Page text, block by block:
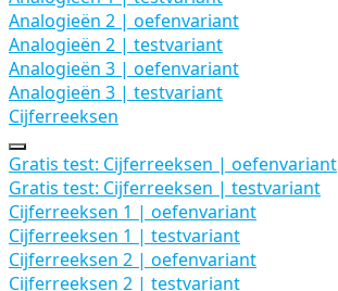
Analogieën 2 | oefenvariant
Analogieën 2 | testvariant
Analogieën 3 | oefenvariant
Analogieën 3 | testvariant
Cijferreeksen
Uitbreiden
Cijferreeksen
Gratis test: Cijferreeksen | oefenvariant
Gratis test: Cijferreeksen | testvariant
Cijferreeksen 1 | oefenvariant
Cijferreeksen 1 | testvariant
Cijferreeksen 2 | oefenvariant
Cijferreeksen 2 | testvariant